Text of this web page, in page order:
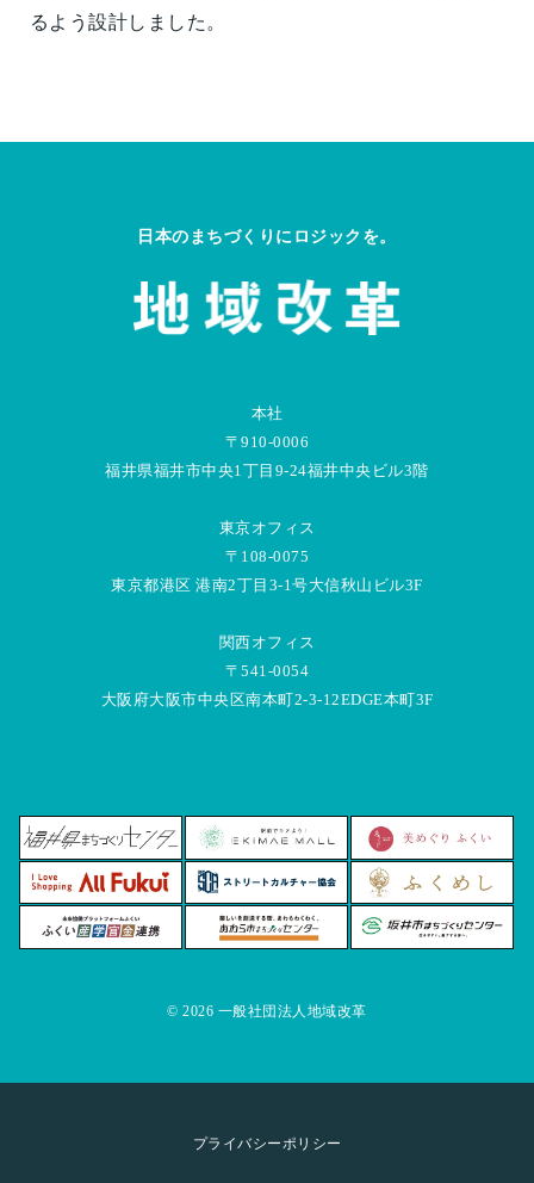
るよう設計しました。
日本のまちづくりにロジックを。
本社
〒910-0006
福井県福井市中央1丁目9-24福井中央ビル3階
東京オフィス
〒108-0075
東京都港区 港南2丁目3-1号大信秋山ビル3F
関西オフィス
〒541-0054
大阪府大阪市中央区南本町2-3-12EDGE本町3F
© 2026 一般社団法人地域改革
プライバシーポリシー